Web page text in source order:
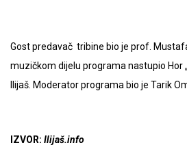
Gost predavač tribine bio je prof.
muzičkom dijelu programa nastupio Hor
Ilijaš. Moderator programa bio je Tarik
IZVOR: Ilijaš.info